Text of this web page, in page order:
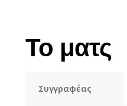
Το ματς
Συγγραφέας